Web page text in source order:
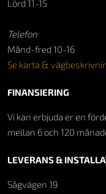
Lörd 11-15
Telefon
Månd-fred 10-16
Se karta &
FINANSIERING
Vi kan erbjuda er en
mellan 6 och 120
LEVERANS &
Sågvägen 19